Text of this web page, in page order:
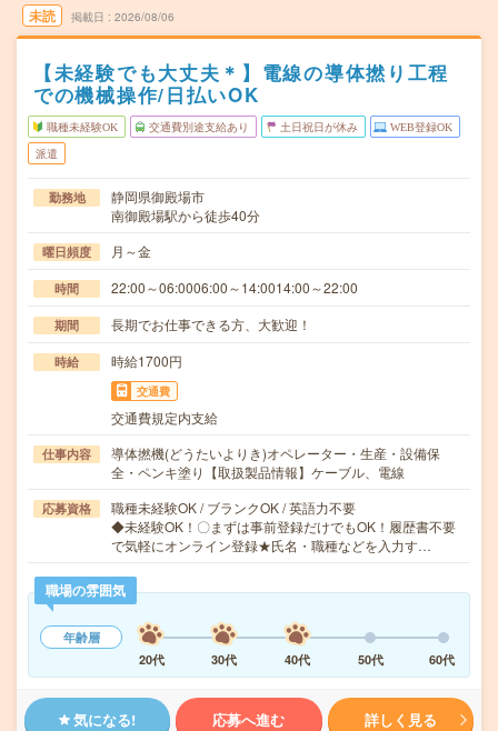
未読 掲載日 2026/08/06
【未経験でも大丈夫＊】電線の導体撚り工程
での機械操作/日払いOK
職種未経験OK 交通費別途支給あり 土日祝日が休み WEB登録OK
派遣
勤務地
静岡県御殿場市
南御殿場駅から徒歩40分
曜日頻度 月～金
時間 22:00～06:0006:00～14:0014:00～22:00
期間 長期でお仕事できる方、大歓迎！
時給 時給1700円
交通費
交通費規定内支給
仕事内容
導体撚機(どうたいよりき)オペレーター・生産・設備保
全・ペンキ塗り【取扱製品情報】ケーブル、電線
応募資格
職種未経験OK / ブランクOK / 英語力不要
◆未経験OK！〇まずは事前登録だけでもOK！履歴書不要
で気軽にオンライン登録★氏名・職種などを入力す…
職場の雰囲気
年齢層
20代
30代 40代 50代 60代
気になる! 応募へ進む 詳しく見る